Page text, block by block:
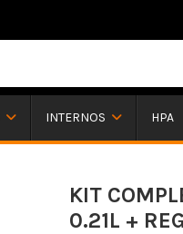
INTERNOS HPA
KIT
0.21L +